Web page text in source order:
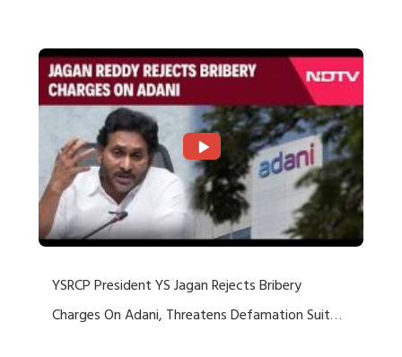
YSRCP President YS Jagan Rejects Bribery
Charges On Adani, Threatens Defamation Suit